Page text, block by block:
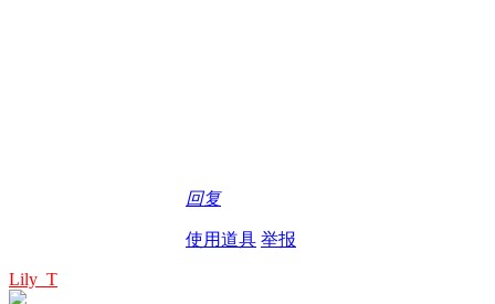
回复
使用道具 举报
Lily_T